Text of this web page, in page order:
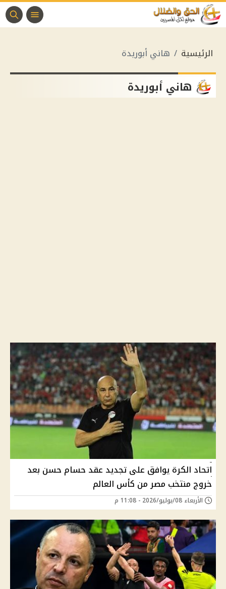
الرئيسية هاني أبوريدة
هاني أبوريدة
اتحاد الكرة يوافق على تجديد عقد حسام حسن بعد
خروج منتخب مصر من كأس العالم
الأربعاء 08/يوليو/2026 - 11:08 م